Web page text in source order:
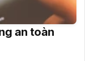
an toàn